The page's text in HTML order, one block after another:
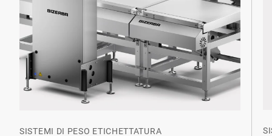
SISTEMI DI PESO ETICHETTATURA